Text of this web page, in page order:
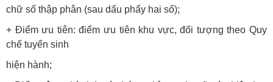
chữ số thập phân (sau dấu phẩy hai số);
+ Điểm ưu tiên: điểm ưu tiên khu vực, đối tượng theo Quy
chế tuyển sinh
hiện hành;